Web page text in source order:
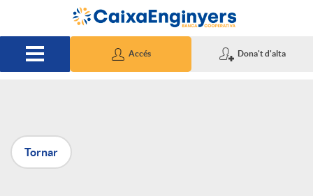
Salta al contingut principal
Accés Dona't d'alta
P
u
Tornar